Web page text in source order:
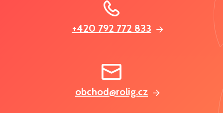
+420 792 772 833
obchod@rolig.cz